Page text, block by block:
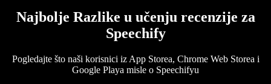
Najbolje Razlike u učenju recenzije za
Speechify
Pogledajte što naši korisnici iz App Storea, Chrome Web Storea i
Google Playa misle o Speechifyu